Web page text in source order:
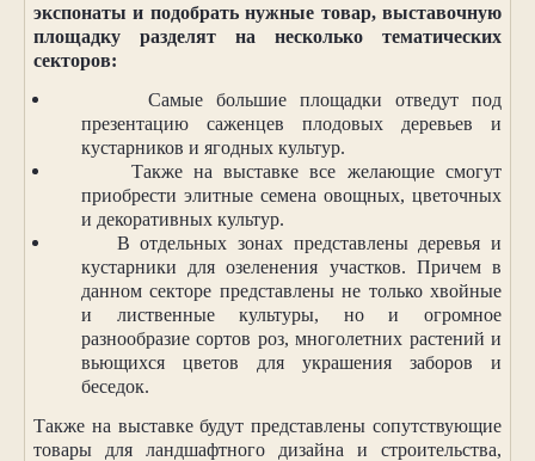
экспонаты и подобрать нужные товар, выставочную
площадку разделят на несколько тематических
секторов:
Самые большие площадки отведут под
презентацию саженцев плодовых деревьев и
кустарников и ягодных культур.
Также на выставке все желающие смогут
приобрести элитные семена овощных, цветочных
и декоративных культур.
В отдельных зонах представлены деревья и
кустарники для озеленения участков. Причем в
данном секторе представлены не только хвойные
и лиственные культуры, но и огромное
разнообразие сортов роз, многолетних растений и
вьющихся цветов для украшения заборов и
беседок.
Также на выставке будут представлены сопутствующие
товары для ландшафтного дизайна и строительства,